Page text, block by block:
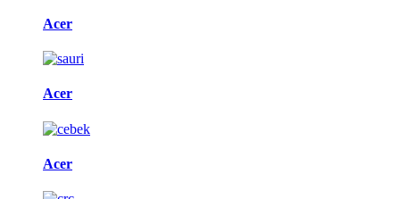
Acer
Acer
Acer